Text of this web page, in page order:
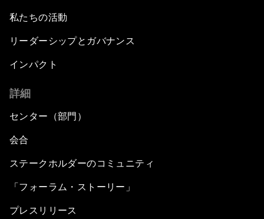
私たちの活動
リーダーシップとガバナンス
インパクト
詳細
センター（部門）
会合
ステークホルダーのコミュニティ
「フォーラム・ストーリー」
プレスリリース